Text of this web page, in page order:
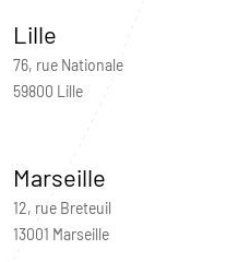
Lille
76, rue Nationale
59800 Lille
Marseille
12, rue Breteuil
13001 Marseille